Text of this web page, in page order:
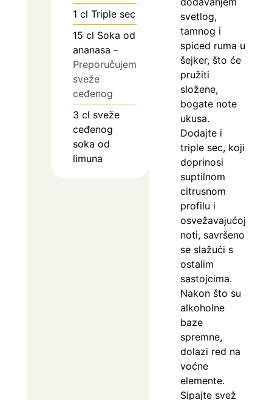
1 cl Triple sec
15 cl Soka od
ananasa -
Preporučujem
sveže
ceđenog
3 cl sveže
ceđenog
soka od
limuna
svetlog,
tamnog i
spiced ruma u
šejker, što će
pružiti
složene,
bogate note
ukusa.
Dodajte i
triple sec, koji
doprinosi
suptilnom
citrusnom
profilu i
osvežavajućoj
noti, savršeno
se slažući s
ostalim
sastojcima.
Nakon što su
alkoholne
baze
spremne,
dolazi red na
voćne
elemente.
Sipajte svež